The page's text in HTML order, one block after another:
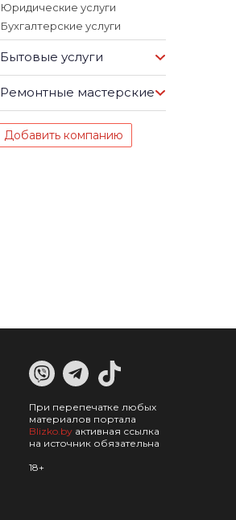
Юридические услуги
Бухгалтерские услуги
Бытовые услуги
Ремонтные мастерские
Добавить компанию
При перепечатке любых
материалов портала
Blizko.by активная ссылка
на источник обязательна
18+